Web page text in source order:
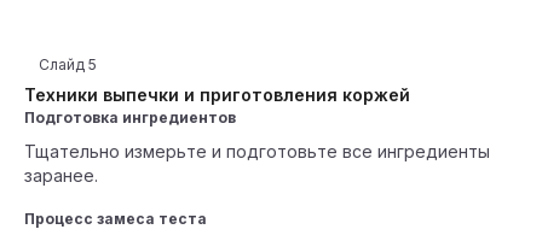
Техники выпечки и приготовления коржей
Слайд 5
Подготовка ингредиентов
Тщательно измерьте и подготовьте все ингредиенты
заранее.
Процесс замеса теста